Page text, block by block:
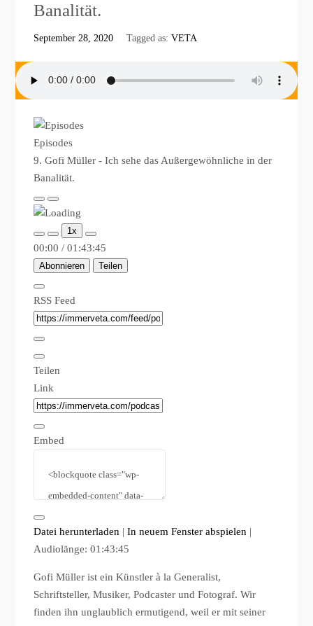
Banalität.
September 28, 2020 Tagged as:VETA
Episodes
9. Gofi Müller - Ich sehe das Außergewöhnliche in der
Banalität.
Play
Episode
Pause
Episode
1x
00:00 / 01:43:45
Abonnieren Teilen
RSS Feed
Teilen
Link
Embed
Datei herunterladen |In neuem Fenster abspielen |
Audiolänge: 01:43:45
Gofi Müller ist ein Künstler à la Generalist,
Schriftsteller, Musiker, Podcaster und Fotograf. Wir
finden ihn unglaublich ermutigend, weil er mit seiner